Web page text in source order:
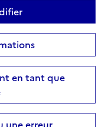
en tant que